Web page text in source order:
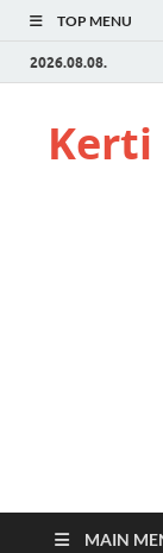
TOP MENU
2026.08.08.
MAIN